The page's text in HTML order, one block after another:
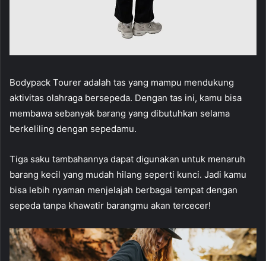
Bodypack Tourer adalah tas yang mampu mendukung
aktivitas olahraga bersepeda. Dengan tas ini, kamu bisa
membawa sebanyak barang yang dibutuhkan selama
berkeliling dengan sepedamu.
Tiga saku tambahannya dapat digunakan untuk menaruh
barang kecil yang mudah hilang seperti kunci. Jadi kamu
bisa lebih nyaman menjelajah berbagai tempat dengan
sepeda tanpa khawatir barangmu akan tercecer!